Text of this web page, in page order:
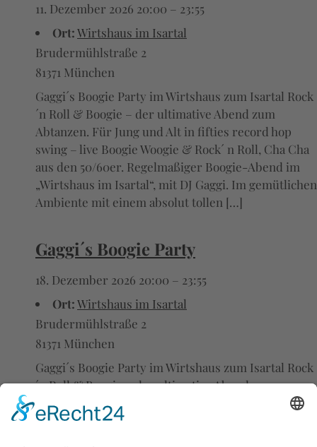
11. Dezember 2026 20:00 – 23:55
Ort:Wirtshaus im Isartal
Brudermühlstraße 2
81371 München
Gaggi´s Boogie Party im Wirtshaus zum Isartal Rock
´n Roll & Boogie – der ultimative Abend zum
Abtanzen. Für Jung und Alt in fifties record hop
swing – live Boogie Woogie & Rock´ n Roll, Cha Cha
aus den 50/60er. Regelmaßiger Boogie-Abend im
„Wirtshaus im Isartal“, mit DJ Gaggi. Im gemütlichen
Ambiente mit einem absolut tollen […]
Gaggi´s Boogie Party
18. Dezember 2026 20:00 – 23:55
Ort:Wirtshaus im Isartal
Brudermühlstraße 2
81371 München
Gaggi´s Boogie Party im Wirtshaus zum Isartal Rock
´n Roll & Boogie – der ultimative Abend zum
Abtanzen. Für Jung und Alt in fifties record hop
swing – live Boogie Woogie & Rock´ n Roll, Cha Cha